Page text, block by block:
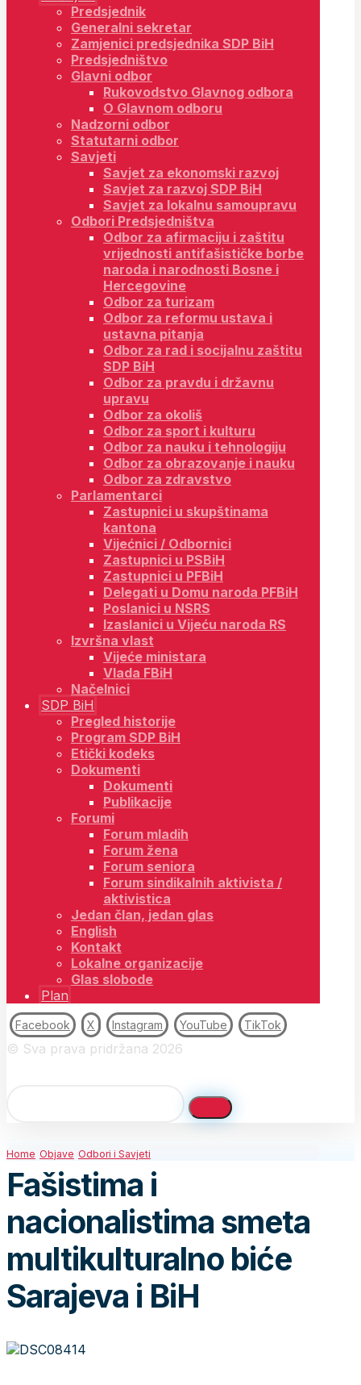
Predsjednik
Generalni sekretar
Zamjenici predsjednika SDP BiH
Predsjedništvo
Glavni odbor
Rukovodstvo Glavnog odbora
O Glavnom odboru
Nadzorni odbor
Statutarni odbor
Savjeti
Savjet za ekonomski razvoj
Savjet za razvoj SDP BiH
Savjet za lokalnu samoupravu
Odbori Predsjedništva
Odbor za afirmaciju i zaštitu
vrijednosti antifašističke borbe
naroda i narodnosti Bosne i
Hercegovine
Odbor za turizam
Odbor za reformu ustava i
ustavna pitanja
Odbor za rad i socijalnu zaštitu
SDP BiH
Odbor za pravdu i državnu
upravu
Odbor za okoliš
Odbor za sport i kulturu
Odbor za nauku i tehnologiju
Odbor za obrazovanje i nauku
Odbor za zdravstvo
Parlamentarci
Zastupnici u skupštinama
kantona
Vijećnici / Odbornici
Zastupnici u PSBiH
Zastupnici u PFBiH
Delegati u Domu naroda PFBiH
Poslanici u NSRS
Izaslanici u Vijeću naroda RS
Izvršna vlast
Vijeće ministara
Vlada FBiH
Načelnici
SDP BiH
Pregled historije
Program SDP BiH
Etički kodeks
Dokumenti
Dokumenti
Publikacije
Forumi
Forum mladih
Forum žena
Forum seniora
Forum sindikalnih aktivista /
aktivistica
Jedan član, jedan glas
English
Kontakt
Lokalne organizacije
Glas slobode
Plan
Facebook X Instagram YouTube TikTok
© Sva prava pridržana 2026
Home Objave Odbori i Savjeti
Fašistima i
nacionalistima smeta
multikulturalno biće
Sarajeva i BiH